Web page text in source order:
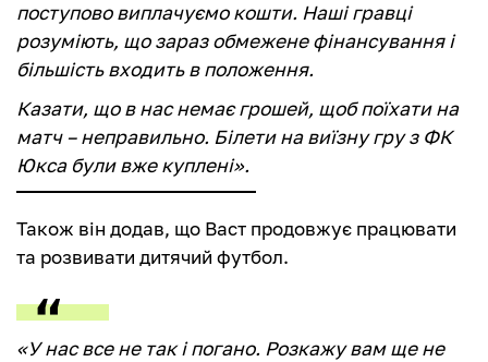
поступово виплачуємо кошти. Наші гравці
розуміють, що зараз обмежене фінансування і
більшість входить в положення.
Казати, що в нас немає грошей, щоб поїхати на
матч – неправильно. Білети на виїзну гру з ФК
Юкса були вже куплені».
Також він додав, що Васт продовжує працювати
та розвивати дитячий футбол.
«У нас все не так і погано. Розкажу вам ще не